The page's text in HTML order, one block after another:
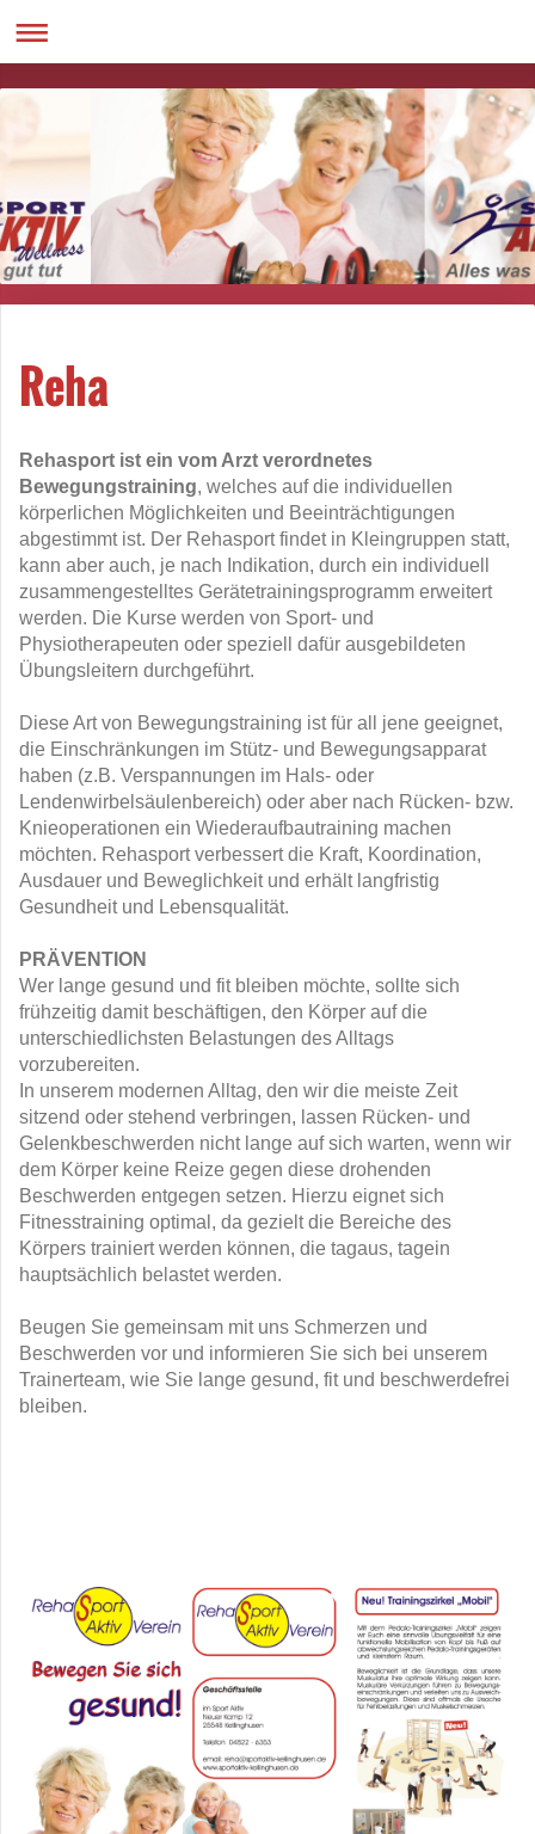
Reha
Rehasport ist ein vom Arzt verordnetes
Bewegungstraining, welches auf die individuellen
körperlichen Möglichkeiten und Beeinträchtigungen
abgestimmt ist. Der Rehasport findet in Kleingruppen statt,
kann aber auch, je nach Indikation, durch ein individuell
zusammengestelltes Gerätetrainingsprogramm erweitert
werden. Die Kurse werden von Sport- und
Physiotherapeuten oder speziell dafür ausgebildeten
Übungsleitern durchgeführt.
Diese Art von Bewegungstraining ist für all jene geeignet,
die Einschränkungen im Stütz- und Bewegungsapparat
haben (z.B. Verspannungen im Hals- oder
Lendenwirbelsäulenbereich) oder aber nach Rücken- bzw.
Knieoperationen ein Wiederaufbautraining machen
möchten. Rehasport verbessert die Kraft, Koordination,
Ausdauer und Beweglichkeit und erhält langfristig
Gesundheit und Lebensqualität.
PRÄVENTION
Wer lange gesund und fit bleiben möchte, sollte sich
frühzeitig damit beschäftigen, den Körper auf die
unterschiedlichsten Belastungen des Alltags
vorzubereiten.
In unserem modernen Alltag, den wir die meiste Zeit
sitzend oder stehend verbringen, lassen Rücken- und
Gelenkbeschwerden nicht lange auf sich warten, wenn wir
dem Körper keine Reize gegen diese drohenden
Beschwerden entgegen setzen. Hierzu eignet sich
Fitnesstraining optimal, da gezielt die Bereiche des
Körpers trainiert werden können, die tagaus, tagein
hauptsächlich belastet werden.
Beugen Sie gemeinsam mit uns Schmerzen und
Beschwerden vor und informieren Sie sich bei unserem
Trainerteam, wie Sie lange gesund, fit und beschwerdefrei
bleiben.